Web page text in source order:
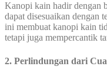
Kanopi kain hadir dengan
dapat disesuaikan dengan
ini membuat kanopi kain
tetapi juga mempercantik
2. Perlindungan dari